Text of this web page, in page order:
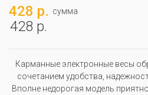
428 р. сумма
428 р.
Карманные электронные весы
сочетанием удобства,
Вполне недорогая модель